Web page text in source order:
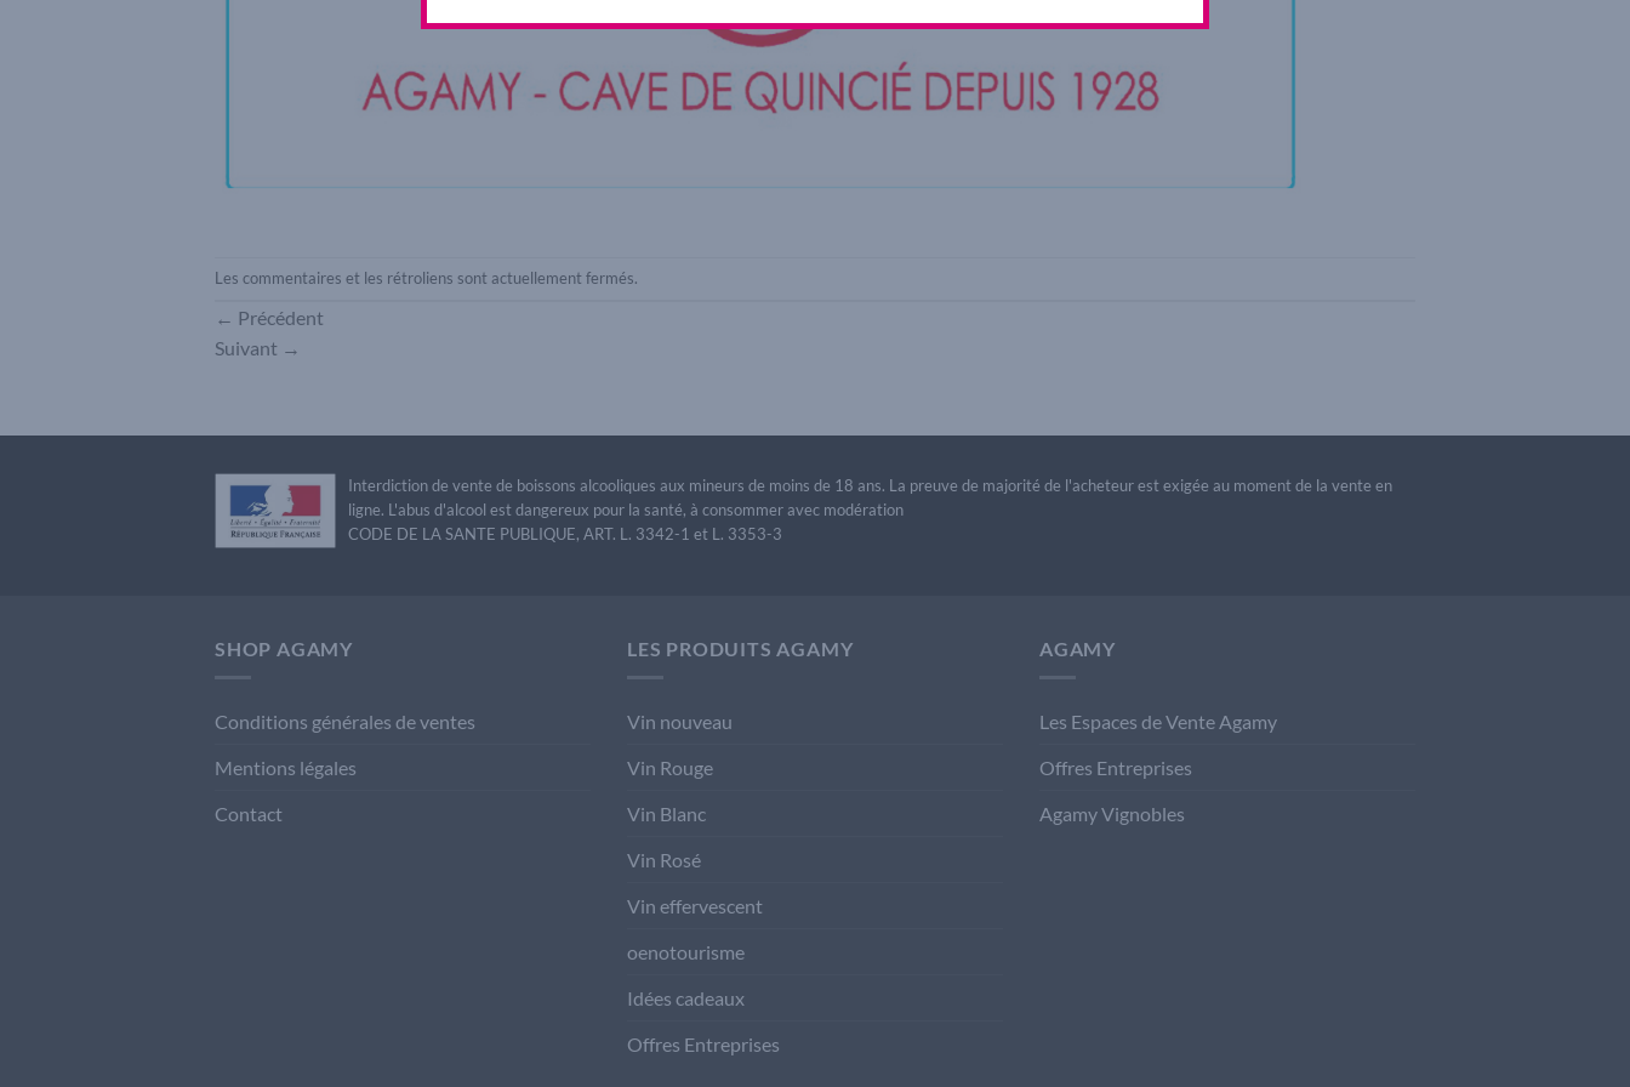
Les commentaires et les rétroliens sont actuellement fermés.
← Précédent
Suivant →
Interdiction de vente de boissons alcooliques aux mineurs de moins de 18 ans. La preuve de majorité de l'acheteur est exigée au moment de la vente en
ligne. L'abus d'alcool est dangereux pour la santé, à consommer avec modération
CODE DE LA SANTE PUBLIQUE, ART. L. 3342-1 et L. 3353-3
SHOP AGAMY
Conditions générales de ventes
Mentions légales
Contact
LES PRODUITS AGAMY
Vin nouveau
Vin Rouge
Vin Blanc
Vin Rosé
Vin effervescent
oenotourisme
Idées cadeaux
Offres Entreprises
AGAMY
Les Espaces de Vente Agamy
Offres Entreprises
Agamy Vignobles